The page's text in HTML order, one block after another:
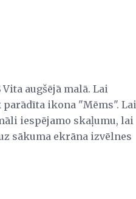
augšējā malā. Lai
ikona "Mēms". Lai
iespējamo skaļumu, lai
sākuma ekrāna izvēlnes